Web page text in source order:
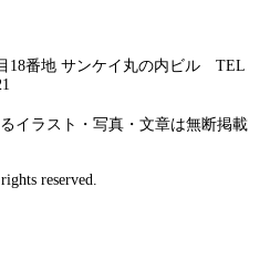
18番地 サンケイ丸の内ビル TEL
イラスト・写真・文章は無断掲載
reserved.